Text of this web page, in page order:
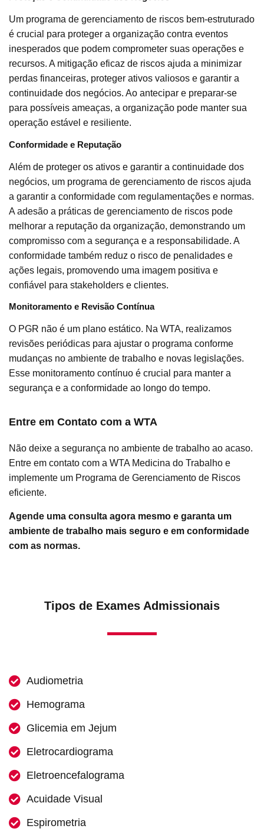
Um programa de gerenciamento de riscos bem-estruturado
é crucial para proteger a organização contra eventos
inesperados que podem comprometer suas operações e
recursos. A mitigação eficaz de riscos ajuda a minimizar
perdas financeiras, proteger ativos valiosos e garantir a
continuidade dos negócios. Ao antecipar e preparar-se
para possíveis ameaças, a organização pode manter sua
operação estável e resiliente.
Conformidade e Reputação
Além de proteger os ativos e garantir a continuidade dos
negócios, um programa de gerenciamento de riscos ajuda
a garantir a conformidade com regulamentações e normas.
A adesão a práticas de gerenciamento de riscos pode
melhorar a reputação da organização, demonstrando um
compromisso com a segurança e a responsabilidade. A
conformidade também reduz o risco de penalidades e
ações legais, promovendo uma imagem positiva e
confiável para stakeholders e clientes.
Monitoramento e Revisão Contínua
O PGR não é um plano estático. Na WTA, realizamos
revisões periódicas para ajustar o programa conforme
mudanças no ambiente de trabalho e novas legislações.
Esse monitoramento contínuo é crucial para manter a
segurança e a conformidade ao longo do tempo.
Entre em Contato com a WTA
Não deixe a segurança no ambiente de trabalho ao acaso.
Entre em contato com a WTA Medicina do Trabalho e
implemente um Programa de Gerenciamento de Riscos
eficiente.
Agende uma consulta agora mesmo e garanta um
ambiente de trabalho mais seguro e em conformidade
com as normas.
Tipos de Exames Admissionais
Audiometria
Hemograma
Glicemia em Jejum
Eletrocardiograma
Eletroencefalograma
Acuidade Visual
Espirometria